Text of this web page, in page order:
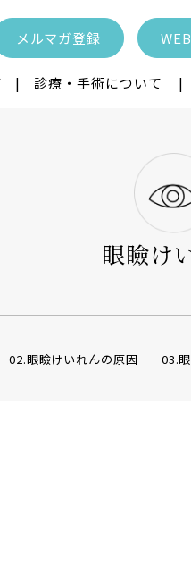
メルマガ登録
診療・手術について
ICL IPCL
飛蚊症レーザ
眼瞼下垂
眼瞼け
02.眼瞼けいれんの原因 03.